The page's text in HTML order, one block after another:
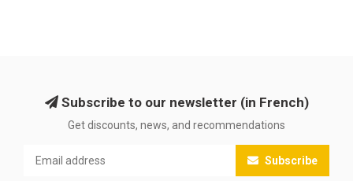
Subscribe to our newsletter (in French)
Get discounts, news, and recommendations
Subscribe